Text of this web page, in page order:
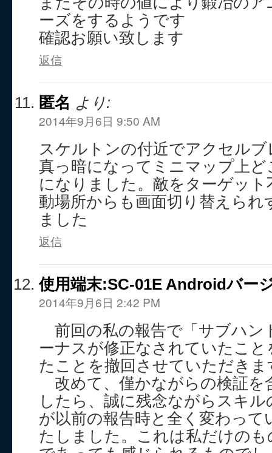
ーズをするようです
確認お願い致します
返信
匿名 より:
2014年9月6日 9:50 AM
スケルトンの付近でアクセル
真っ暗になってミニマップ上
になりました。敵をターゲット
動場所からも画面切り替えられ
ました
返信
使用端末:SC-01E Androidバー
2014年9月6日 2:42 PM
前回の私の報告で「サブハン
ーナスが修正なされていたこ
たことを撤回させていただきま
改めて、僅かながらの検証を
したら、誠に残念ながらスキル
が以前の報告時と全く変わって
たしました。これは私だけの